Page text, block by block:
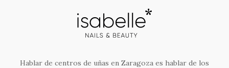
Hablar de centros de uñas en Zaragoza es hablar de los